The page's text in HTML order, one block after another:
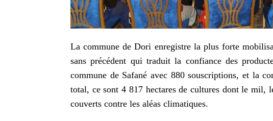
La commune de Dori enregistre la plus forte
sans précédent qui traduit la confiance des
commune de Safané avec 880 souscriptions, et la
total, ce sont 4 817 hectares de cultures dont le mil,
couverts contre les aléas climatiques.